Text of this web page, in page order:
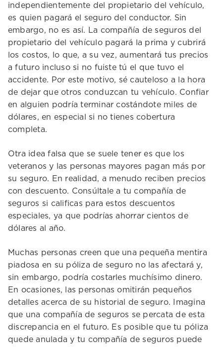
independientemente del propietario del vehículo,
es quien pagará el seguro del conductor. Sin
embargo, no es así. La compañía de seguros del
propietario del vehículo pagará la prima y cubrirá
los costos, lo que, a su vez, aumentará tus precios
a futuro incluso si no fuiste tú el que tuvo el
accidente. Por este motivo, sé cauteloso a la hora
de dejar que otros conduzcan tu vehículo. Confiar
en alguien podría terminar costándote miles de
dólares, en especial si no tienes cobertura
completa.
Otra idea falsa que se suele tener es que los
veteranos y las personas mayores pagan más por
su seguro. En realidad, a menudo reciben precios
con descuento. Consúltale a tu compañía de
seguros si calificas para estos descuentos
especiales, ya que podrías ahorrar cientos de
dólares al año.
Muchas personas creen que una pequeña mentira
piadosa en su póliza de seguro no las afectará y,
sin embargo, podría costarles muchísimo dinero.
En ocasiones, las personas omitirán pequeños
detalles acerca de su historial de seguro. Imagina
que una compañía de seguros se percata de esta
discrepancia en el futuro. Es posible que tu póliza
quede anulada y tu compañía de seguros puede